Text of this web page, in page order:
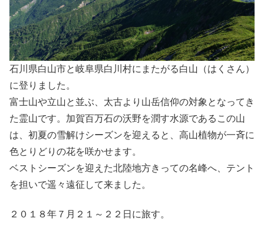
石川県白山市と岐阜県白川村にまたがる白山（はくさん）
に登りました。
富士山や立山と並ぶ、太古より山岳信仰の対象となってき
た霊山です。加賀百万石の沃野を潤す水源であるこの山
は、初夏の雪解けシーズンを迎えると、高山植物が一斉に
色とりどりの花を咲かせます。
ベストシーズンを迎えた北陸地方きっての名峰へ、テント
を担いで遥々遠征して来ました。
２０１８年７月２１～２２日に旅す。